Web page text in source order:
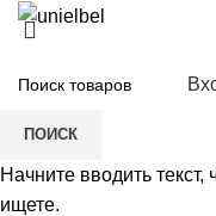
ПОИСК
Начните вводить
ищете.